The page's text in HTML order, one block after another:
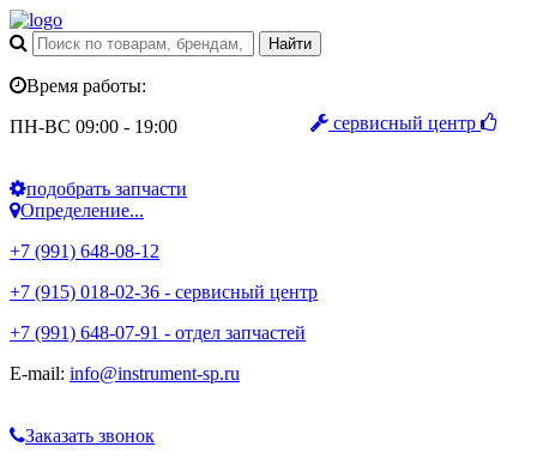
сервисный центр
Время работы:
ПН-ВС 09:00 - 19:00
подобрать запчасти
Определение...
+7 (991) 648-08-12
+7 (915) 018-02-36 - сервисный центр
+7 (991) 648-07-91 - отдел запчастей
E-mail: info@instrument-sp.ru
Заказать звонок